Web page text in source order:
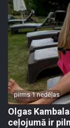
pirms 1 nedēļas
Olgas
ceļojumā ir